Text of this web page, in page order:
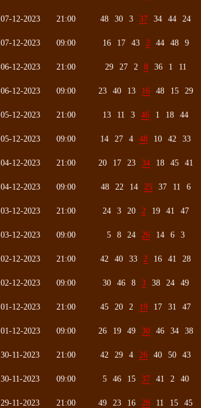
07-12-2023 21:00 48 30 3 37 34 44 24
07-12-2023 09:00 16 17 43 2 44 48 9
06-12-2023 21:00 29 27 2 8 36 1 11
06-12-2023 09:00 23 40 13 16 48 15 29
05-12-2023 21:00 13 11 3 46 1 18 44
05-12-2023 09:00 14 27 4 48 10 42 33
04-12-2023 21:00 20 17 23 34 18 45 41
04-12-2023 09:00 48 22 14 25 37 11 6
03-12-2023 21:00 24 3 20 2 19 41 47
03-12-2023 09:00 5 8 24 26 14 6 3
02-12-2023 21:00 42 40 33 2 16 41 28
02-12-2023 09:00 30 46 8 3 38 24 49
01-12-2023 21:00 45 20 2 19 17 31 47
01-12-2023 09:00 26 19 49 30 46 34 38
30-11-2023 21:00 42 29 4 26 40 50 43
30-11-2023 09:00 5 46 15 37 41 2 40
29-11-2023 21:00 49 23 16 28 11 15 45